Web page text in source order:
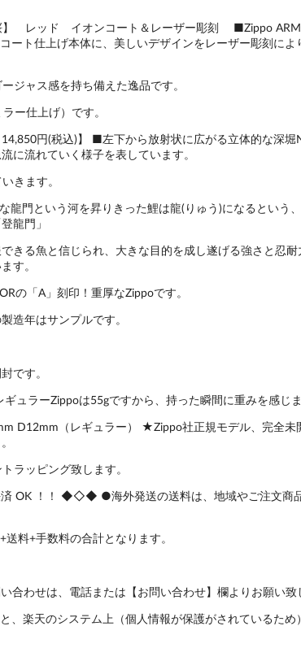
】 レッド イオンコート＆レーザー彫刻 ■Zippo
ート仕上げ本体に、美しいデザインをレーザー彫刻によ
ャス感を持ち備えた逸品です。
ー仕上げ）です。
14,850円(税込)】 ■左下から放射状に広がる立体的な深堀
に流れていく様子を表しています。
きます。
門という河を昇りきった鯉は龍(りゅう)になるという、
龍門」
きる魚と信じられ、大きな目的を成し遂げる強さと忍耐
す。
の「A」刻印！重厚なZippoです。
造年はサンプルです。
です。
ュラーZippoは55gですから、持った瞬間に重みを感じま
D12mm（レギュラー） ★Zippo社正規モデル、完全未
ラッピング致します。
OK ！！ ◆◇◆ ●海外発送の送料は、地域やご注文商
料+手数料の合計となります。
合わせは、電話または【お問い合わせ】欄よりお願い致
、楽天のシステム上（個人情報が保護がされているため